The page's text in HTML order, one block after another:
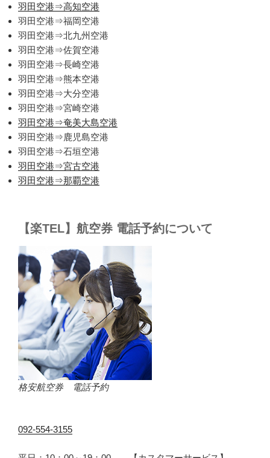
羽田空港⇒高知空港
羽田空港⇒福岡空港
羽田空港⇒北九州空港
羽田空港⇒佐賀空港
羽田空港⇒長崎空港
羽田空港⇒熊本空港
羽田空港⇒大分空港
羽田空港⇒宮崎空港
羽田空港⇒奄美大島空港
羽田空港⇒鹿児島空港
羽田空港⇒石垣空港
羽田空港⇒宮古空港
羽田空港⇒那覇空港
【楽TEL】航空券 電話予約について
格安航空券 電話予約
092-554-3155